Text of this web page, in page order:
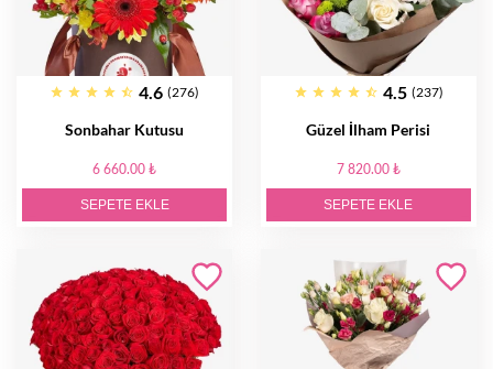
4.6 (276)
Sonbahar Kutusu
6 660.00 ₺
SEPETE EKLE
4.5 (237)
Güzel İlham Perisi
7 820.00 ₺
SEPETE EKLE